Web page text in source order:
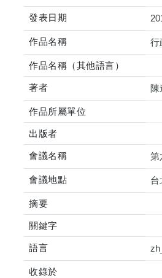
發表日期
作品名稱 行
作品名稱（其他語言）
著者 陳
作品所屬單位
出版者
會議名稱 第
會議地點 台
摘要
關鍵字
語言
收錄於